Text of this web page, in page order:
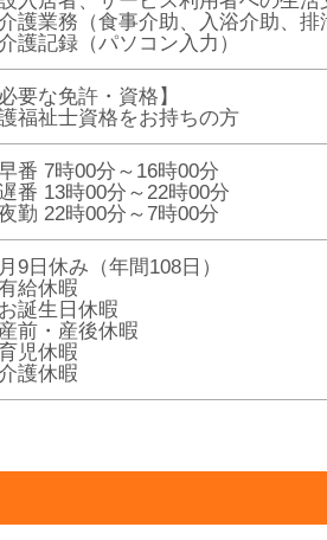
介護業務（食事介助、入浴介助、排
介護記録（パソコン入力）
必要な免許・資格】
福祉士資格をお持ちの方
早番 7時00分～16時00分
遅番 13時00分～22時00分
夜勤 22時00分～7時00分
月9日休み（年間108日）
有給休暇
お誕生日休暇
産前・産後休暇
育児休暇
介護休暇